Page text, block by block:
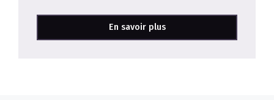
En savoir plus